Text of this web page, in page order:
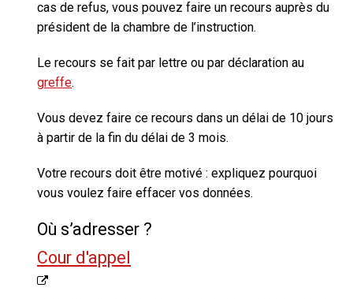
cas de refus, vous pouvez faire un recours auprès du
président de la chambre de l’instruction.
Le recours se fait par lettre ou par déclaration au
greffe.
Vous devez faire ce recours dans un délai de 10 jours
à partir de la fin du délai de 3 mois.
Votre recours doit être motivé : expliquez pourquoi
vous voulez faire effacer vos données.
Où s’adresser ?
Cour d'appel